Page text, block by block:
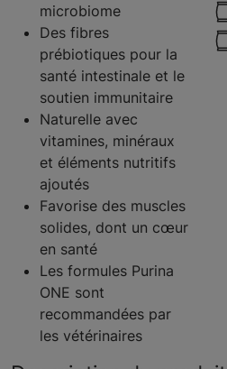
microbiome
Des fibres
prébiotiques pour la
santé intestinale et le
soutien immunitaire
Naturelle avec
vitamines, minéraux
et éléments nutritifs
ajoutés
Favorise des muscles
solides, dont un cœur
en santé
Les formules Purina
ONE sont
recommandées par
les vétérinaires